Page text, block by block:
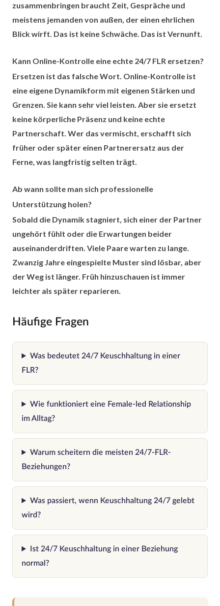
zusammenbringen braucht Zeit, Gespräche und
meistens jemanden von außen, der einen ehrlichen
Blick wirft. Das ist keine Schwäche. Das ist Vernunft.
Kann Online-Kontrolle eine echte 24/7 FLR ersetzen?
Ersetzen ist das falsche Wort. Online-Kontrolle ist
eine eigene Dynamikform mit eigenen Stärken und
Grenzen. Sie kann sehr viel leisten. Aber sie ersetzt
keine körperliche Präsenz und keine echte
Partnerschaft. Wer das vermischt, erschafft sich
früher oder später einen Partnerersatz aus der
Ferne, was langfristig selten trägt.
Ab wann sollte man sich professionelle
Unterstützung holen?
Sobald die Dynamik stagniert, sich einer der Partner
ungehört fühlt oder die Erwartungen beider
auseinanderdriften. Viele Paare warten zu lange.
Zwanzig Jahre eingespielte Muster sind lösbar, aber
der Weg ist länger. Früh hinzuschauen ist immer
leichter als später reparieren.
Häufige Fragen
Was bedeutet 24/7 Keuschhaltung in einer
FLR?
Wie funktioniert eine Female-led Relationship
im Alltag?
Warum scheitern die meisten 24/7-FLR-
Beziehungen?
Was passiert, wenn Keuschhaltung 24/7 gelebt
wird?
Ist 24/7 Keuschhaltung in einer Beziehung
normal?